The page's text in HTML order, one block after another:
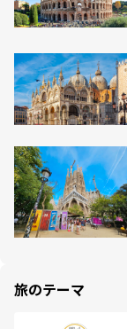
旅のテーマ